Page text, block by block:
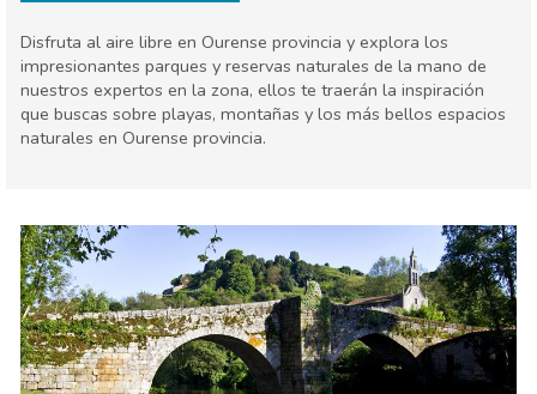
Disfruta al aire libre en Ourense provincia y explora los
impresionantes parques y reservas naturales de la mano de
nuestros expertos en la zona, ellos te traerán la inspiración
que buscas sobre playas, montañas y los más bellos espacios
naturales en Ourense provincia.
Agenda de eventos
Comida & Restaurantes
Compras
Dónde quedarse
Museos & Arte
Naturaleza & aire libre